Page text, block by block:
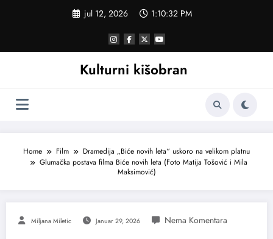
jul 12, 2026 1:10:33 PM
Kulturni kišobran
Home Film
Dramedija „Biće novih leta“ uskoro na velikom platnu
Glumačka postava filma Biće novih leta (Foto Matija Tošović i Mila
Maksimović)
Miljana Miletic Januar 29, 2026